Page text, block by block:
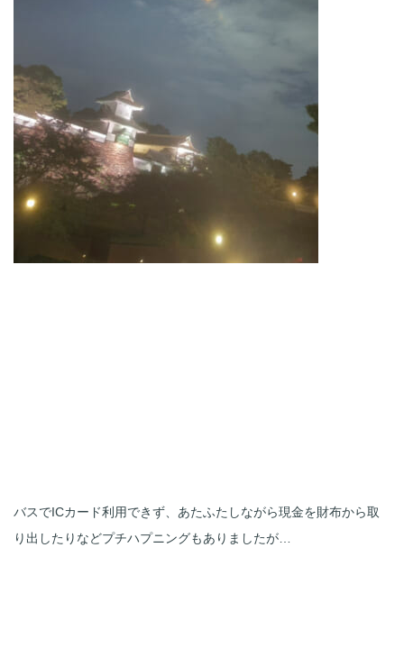
バスでICカード利用できず、あたふたしながら現金を財布から取
り出したりなどプチハプニングもありましたが…